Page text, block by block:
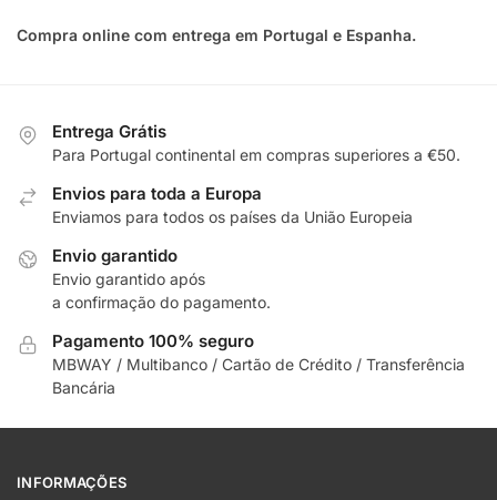
Compra online com entrega em Portugal e Espanha.
Entrega Grátis
Para Portugal continental em compras superiores a €50.
Envios para toda a Europa
Enviamos para todos os países da União Europeia
Envio garantido
Envio garantido após
a confirmação do pagamento.
Pagamento 100% seguro
MBWAY / Multibanco / Cartão de Crédito / Transferência
Bancária
INFORMAÇÕES